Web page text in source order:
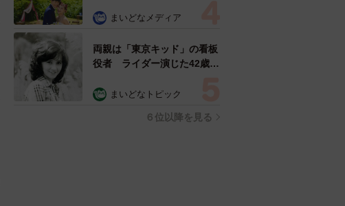
まいどなメディア
両親は「東京キッド」の看板
役者 ライダー演じた42歳元
ングフォト」計画を明言
まいどなトピック
６位以降を見る